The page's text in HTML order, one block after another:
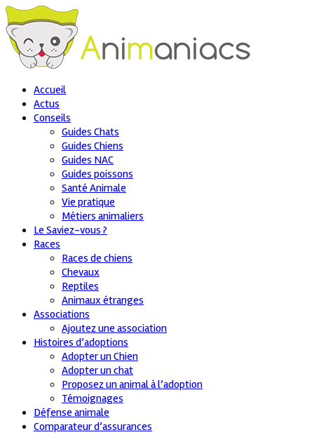
Accueil
Actus
Conseils
Guides Chats
Guides Chiens
Guides NAC
Guides poissons
Santé Animale
Vie pratique
Métiers animaliers
Le Saviez-vous ?
Races
Races de chiens
Chevaux
Reptiles
Animaux étranges
Associations
Ajoutez une association
Histoires d’adoptions
Adopter un Chien
Adopter un chat
Proposez un animal à l’adoption
Témoignages
Défense animale
Comparateur d’assurances